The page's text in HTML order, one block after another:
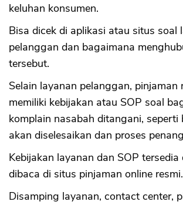
keluhan konsumen.
Bisa dicek di aplikasi atau situs soal
pelanggan dan bagaimana
tersebut.
Selain layanan pelanggan, pinjaman
memiliki kebijakan atau SOP soal
komplain nasabah ditangani, seperti
akan diselesaikan dan proses
Kebijakan layanan dan SOP tersedia
dibaca di situs pinjaman online resmi.
Disamping layanan, contact center,
CANCEL